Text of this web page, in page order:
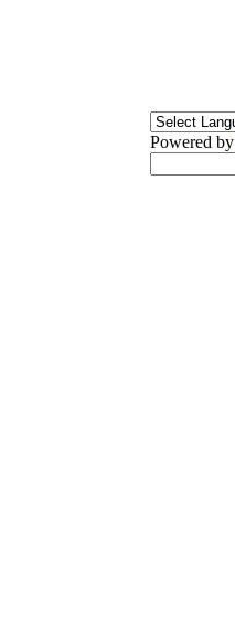
Powered by